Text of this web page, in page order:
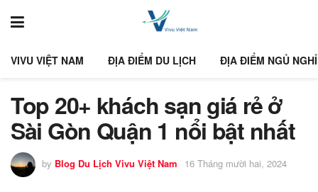
VIVU VIỆT NAM ĐỊA ĐIỂM DU LỊCH ĐỊA ĐIỂM NGỦ NGHỈ
Top 20+ khách sạn giá rẻ ở
Sài Gòn Quận 1 nổi bật nhất
by Blog Du Lịch Vivu Việt Nam 16 Tháng mười hai, 2024